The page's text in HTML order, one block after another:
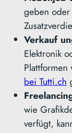
geben
Verkauf
Elektronik
bei Tutti.ch
wie
verfügt,